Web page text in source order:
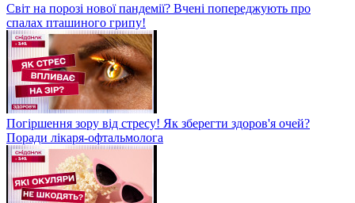
Світ на порозі нової пандемії? Вчені попереджують про
спалах пташиного грипу!
Погіршення зору від стресу! Як зберегти здоров'я очей?
Поради лікаря-офтальмолога